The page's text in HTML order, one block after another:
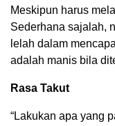
Meskipun harus
Sederhana sajalah,
lelah dalam
adalah manis bila
Rasa Takut
“Lakukan apa yang